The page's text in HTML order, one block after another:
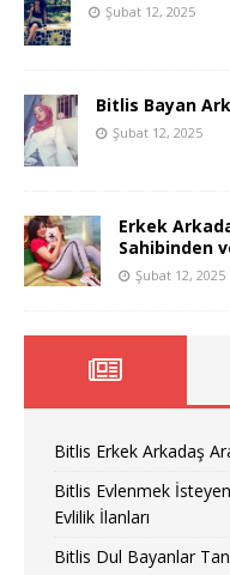
Şubat 12, 2025
Bitlis Bayan
Şubat 12, 2025
Erkek
Sahibinden
Şubat 12, 2025
Bitlis Erkek Arkadaş
Bitlis Evlenmek
Evlilik İlanları
Bitlis Dul Bayanlar